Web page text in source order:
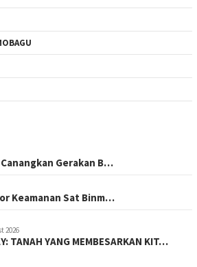
Gerakan B…
Keamanan Sat Binm…
2026
TANAH YANG MEMBESARKAN KIT…